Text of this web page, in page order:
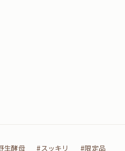
生酵母 #スッキリ
#限定品